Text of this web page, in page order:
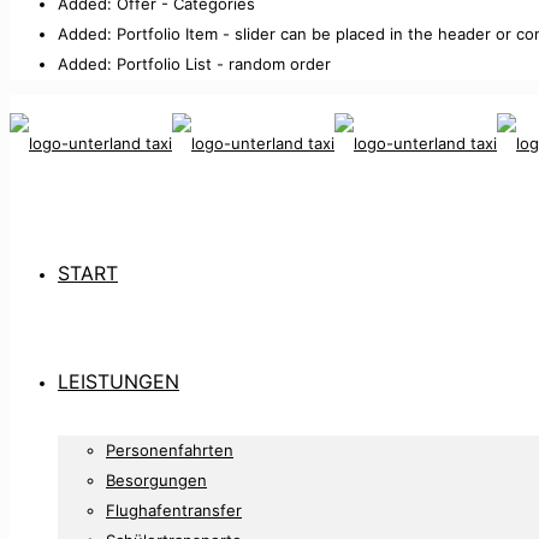
Added: Offer - Categories
Added: Portfolio Item - slider can be placed in the header or
Added: Portfolio List - random order
START
LEISTUNGEN
Personenfahrten
Besorgungen
Flughafentransfer